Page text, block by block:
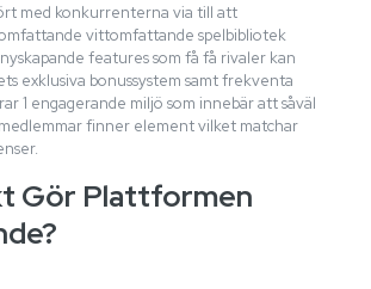
med konkurrenterna via till att
vittomfattande spelbibliotek
features som få få rivaler kan
exklusiva bonussystem samt frekventa
1 engagerande miljö som innebär att såväl
finner element vilket matchar
Gör Plattformen